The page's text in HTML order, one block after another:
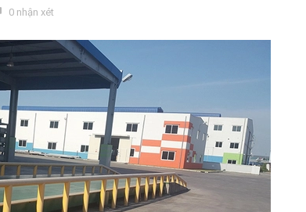
0 nhận xét